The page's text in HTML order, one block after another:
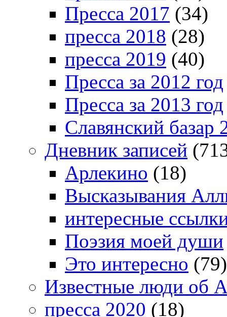
Пресса 2017 (34)
пресса 2018 (28)
пресса 2019 (40)
Пресса за 2012 год
Пресса за 2013 год
Славянский базар
Дневник записей
Арлекино (18)
Высказывания
интересные
Поэзия моей души
Это интересно (79)
Известные люди об
пресса 2020 (18)